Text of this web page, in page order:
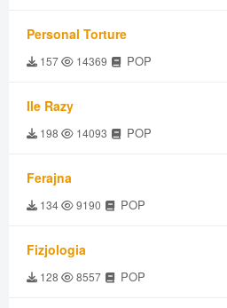
Personal Torture
157 14369 POP
Ile Razy
198 14093 POP
Ferajna
134 9190 POP
Fizjologia
128 8557 POP